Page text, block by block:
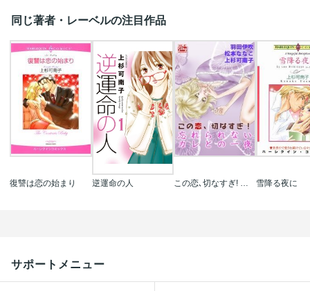
同じ著者・レーベルの注目作品
復讐は恋の始まり 逆運命の人 この恋､切なすぎ! 忘れられないカレとの一夜 雪降る夜に
サポートメニュー